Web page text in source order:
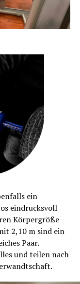
ein
eindrucksvoll
Körpergröße
2,10 m sind ein
Paar.
und teilen nach